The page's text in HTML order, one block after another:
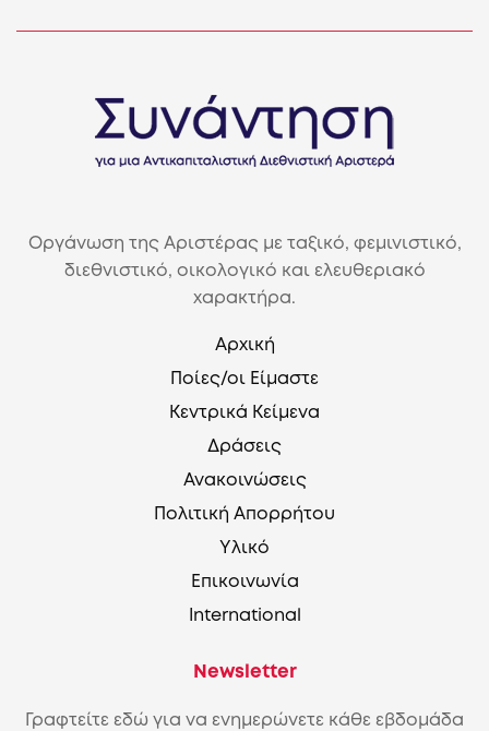
Οργάνωση της Αριστέρας με ταξικό, φεμινιστικό,
διεθνιστικό, οικολογικό και ελευθεριακό
χαρακτήρα.
Αρχική
Ποίες/οι Είμαστε
Κεντρικά Κείμενα
Δράσεις
Ανακοινώσεις
Πολιτική Απορρήτου
Υλικό
Επικοινωνία
International
Newsletter
Γραφτείτε εδώ για να ενημερώνετε κάθε εβδομάδα